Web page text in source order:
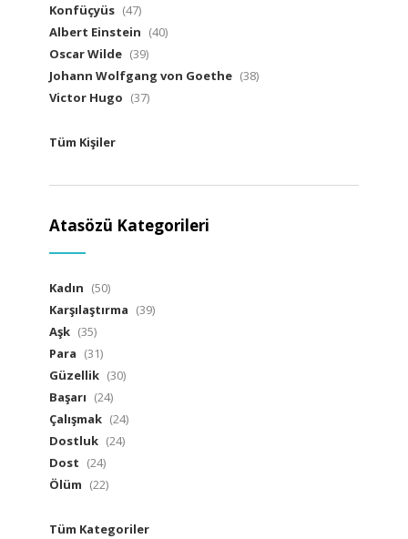
Konfüçyüs (47)
Albert Einstein (40)
Oscar Wilde (39)
Johann Wolfgang von Goethe (38)
Victor Hugo (37)
Tüm Kişiler
Atasözü Kategorileri
Kadın (50)
Karşılaştırma (39)
Aşk (35)
Para (31)
Güzellik (30)
Başarı (24)
Çalışmak (24)
Dostluk (24)
Dost (24)
Ölüm (22)
Tüm Kategoriler